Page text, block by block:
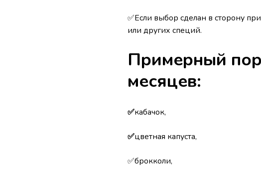
✅Если выбор сделан в сторону
или других специй.
Примерный
месяцев:
✅кабачок,
✅цветная капуста,
✅брокколи,